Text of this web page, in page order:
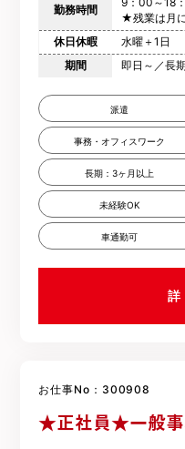
勤務時間
★残業は月
休日休暇
水曜＋1日
期間
即日～／長期
派遣
事務・オフィスワーク
長期：3ヶ月以上
未経験OK
車通勤可
詳
お仕事No：300908
★正社員★一般